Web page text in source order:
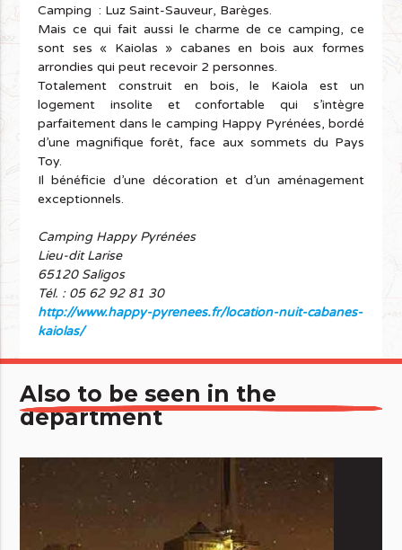
Camping : Luz Saint-Sauveur, Barèges.
Mais ce qui fait aussi le charme de ce camping, ce
sont ses « Kaiolas » cabanes en bois aux formes
arrondies qui peut recevoir 2 personnes.
Totalement construit en bois, le Kaiola est un
logement insolite et confortable qui s’intègre
parfaitement dans le camping Happy Pyrénées, bordé
d’une magnifique forêt, face aux sommets du Pays
Toy.
Il bénéficie d’une décoration et d’un aménagement
exceptionnels.
Camping Happy Pyrénées
Lieu-dit Larise
65120 Saligos
Tél. : 05 62 92 81 30
http://www.happy-pyrenees.fr/location-nuit-cabanes-
kaiolas/
Also to be seen in the
department